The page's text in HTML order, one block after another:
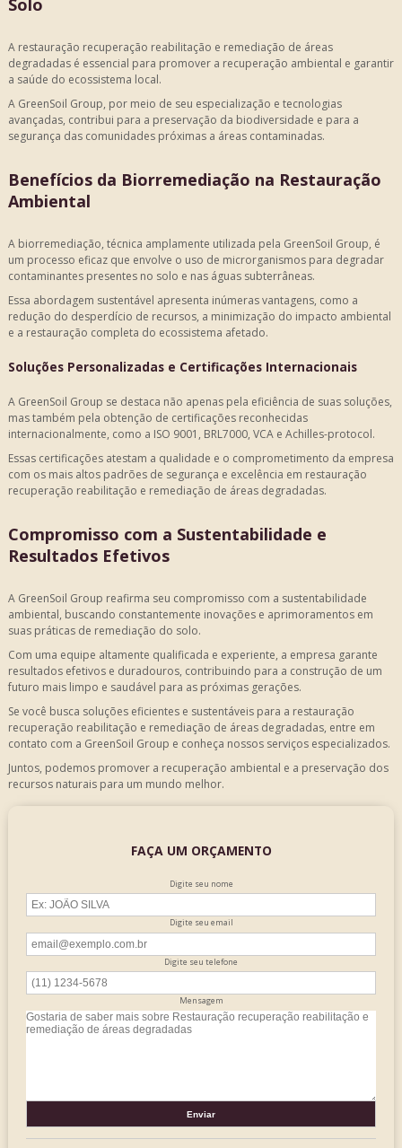
Solo
A restauração recuperação reabilitação e remediação de áreas
degradadas é essencial para promover a recuperação ambiental e garantir
a saúde do ecossistema local.
A GreenSoil Group, por meio de seu especialização e tecnologias
avançadas, contribui para a preservação da biodiversidade e para a
segurança das comunidades próximas a áreas contaminadas.
Benefícios da Biorremediação na Restauração
Ambiental
A biorremediação, técnica amplamente utilizada pela GreenSoil Group, é
um processo eficaz que envolve o uso de microrganismos para degradar
contaminantes presentes no solo e nas águas subterrâneas.
Essa abordagem sustentável apresenta inúmeras vantagens, como a
redução do desperdício de recursos, a minimização do impacto ambiental
e a restauração completa do ecossistema afetado.
Soluções Personalizadas e Certificações Internacionais
A GreenSoil Group se destaca não apenas pela eficiência de suas soluções,
mas também pela obtenção de certificações reconhecidas
internacionalmente, como a ISO 9001, BRL7000, VCA e Achilles-protocol.
Essas certificações atestam a qualidade e o comprometimento da empresa
com os mais altos padrões de segurança e excelência em restauração
recuperação reabilitação e remediação de áreas degradadas.
Compromisso com a Sustentabilidade e
Resultados Efetivos
A GreenSoil Group reafirma seu compromisso com a sustentabilidade
ambiental, buscando constantemente inovações e aprimoramentos em
suas práticas de remediação do solo.
Com uma equipe altamente qualificada e experiente, a empresa garante
resultados efetivos e duradouros, contribuindo para a construção de um
futuro mais limpo e saudável para as próximas gerações.
Se você busca soluções eficientes e sustentáveis para a restauração
recuperação reabilitação e remediação de áreas degradadas, entre em
contato com a GreenSoil Group e conheça nossos serviços especializados.
Juntos, podemos promover a recuperação ambiental e a preservação dos
recursos naturais para um mundo melhor.
FAÇA UM ORÇAMENTO
Digite seu nome
Digite seu email
Digite seu telefone
Mensagem